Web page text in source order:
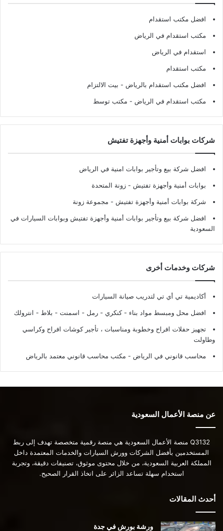
افضل مكتب استقدام
مكتب استقدام في الرياض
استقدام في الرياض
مكتب استقدام
افضل مكتب استقدام بالرياض - بيت الالتزام
مكتب استقدام في الرياض - مكتب توسط
شركات بوابات أمنية وأجهزة تفتيش
افضل شركة بيع وتأجير بوابات امنية في الرياض
بوابات أمنية وأجهزة تفتيش - زونة المتحدة
شركة بوابات أمنية وأجهزة تفتيش - مجموعة زونة
افضل شركة بيع وتأجير بوابات أمنية وأجهزة تفتيش وبوابات السيارات في
السعودية
شركات وخدمات أخرى
أكاديمية تي أي تي لتدريب صيانة السيارات
افضل محل ومبسط مواد بناء - كنكري - رمل - اسمنت - بلاط - انترولك
تجهيز حفلات افراح وخطوبة ومناسبات ، تأجير كوشات افراح وكراسي
وطاولت
محاسب قانوني في الرياض - مكتب محاسب قانوني معتمد بالرياض
عن منصة الأعمال السعودية
Q3132 منصة الأعمال السعودية هي منصة رقمية متخصصة تهدف إلى ربط
المستخدمين بأفضل الشركات وورش السيارات والخدمات المعتمدة داخل
المملكة العربية السعودية، من خلال محتوى موثوق، تصنيفات دقيقة، وتجربة
استخدام سهلة تساعد الزائر على اتخاذ القرار الصحيح.
أحدث المقالات
ورشة بورش في جدة